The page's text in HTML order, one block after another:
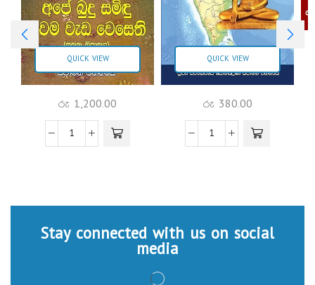
QUICK VIEW
රු 1,200.00
QUICK VIEW
රු 380.00
Stay connected with us on social
media